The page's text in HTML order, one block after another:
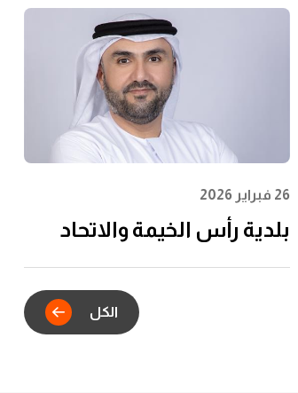
الإماراتية لتعزيز مشاركة
الشباب وتعظيم الأثر
26 فبراير 2026
بلدية رأس الخيمة والاتحاد
الشراكة الاستراتيجية للتكامل
الرقمي في خدمات عقود
الكل